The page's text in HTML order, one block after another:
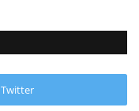
Twitter